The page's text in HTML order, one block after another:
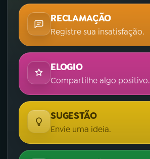
RECLAMAÇÃO
Registre sua insatisfação.
ELOGIO
Compartilhe algo positivo.
SUGESTÃO
Envie uma ideia.